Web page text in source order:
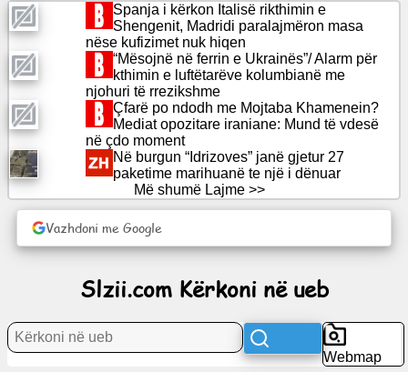
Rendi
i
ditës
Argëtim
social
Lajme
ChatGPT
Spanja i kërkon Italisë rikthimin e
Shengenit, Madridi paralajmëron masa
nëse kufizimet nuk hiqen
“Mësojnë në ferrin e Ukrainës”/ Alarm për
kthimin e luftëtarëve kolumbianë me
njohuri të rrezikshme
Çfarë po ndodh me Mojtaba Khamenein?
Mediat opozitare iraniane: Mund të vdesë
në çdo moment
Në burgun “Idrizoves” janë gjetur 27
paketime marihuanë te një i dënuar
Më shumë Lajme >>
Vazhdoni me Google
Slzii.com Kërkoni në ueb
Webmap